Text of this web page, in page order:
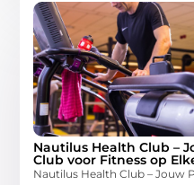
Nautilus Health Club –
Club voor Fitness op
Nautilus Health Club – Jouw